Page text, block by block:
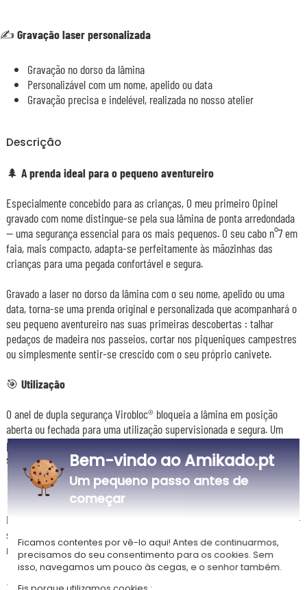
✍️ Gravação laser personalizada
Gravação no dorso da lâmina
Personalizável com um nome, apelido ou data
Gravação precisa e indelével, realizada no nosso atelier
Descrição
🌲 A prenda ideal para o pequeno aventureiro
Especialmente concebido para as crianças, O meu primeiro Opinel
gravado com nome distingue-se pela sua lâmina de ponta arredondada
— uma segurança essencial para os mais pequenos. O seu cabo n°7 em
faia, mais compacto, adapta-se perfeitamente às mãozinhas das
crianças para uma pegada confortável e segura.
Gravado a laser no dorso da lâmina com o seu nome, apelido ou uma
data, torna-se uma prenda original e personalizada que acompanhará o
seu pequeno aventureiro nas suas primeiras descobertas : talhar
pedaços de madeira nos passeios, cortar nos piqueniques campestres
ou simplesmente sentir-se crescido com o seu próprio canivete.
🎯 Utilização
O anel de dupla segurança Virobloc® bloqueia a lâmina em posição
aberta ou fechada para uma utilização supervisionada e segura. Um
primeiro canivete para oferecer com orgulho — a utilizar sob a
supervisão de um adulto.
Manutenção
Não mergulhar o canivete em água — o cabo de madeira pode deformar-
se. Não lavar a lâmina diretamente sob água corrente. A lavagem na
máquina de lavar loiça é totalmente desaconselhada.
Bem-vindo ao Amikado.pt
Um pequeno passo antes de
começar
Ficamos contentes por vê-lo aqui! Antes de continuarmos,
precisamos do seu consentimento para os cookies. Sem
isso, navegamos um pouco às cegas, e o senhor também.